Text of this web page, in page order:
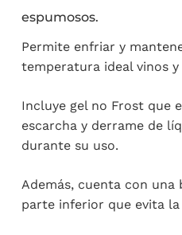
espumosos.
Permite enfriar y
temperatura ideal vinos y
Incluye gel no Frost que
escarcha y derrame de
durante su uso.
Además, cuenta con una
parte inferior que evita